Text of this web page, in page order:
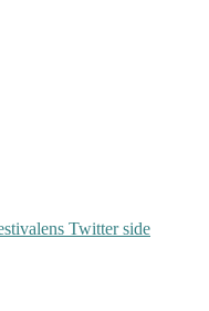
Twitter side